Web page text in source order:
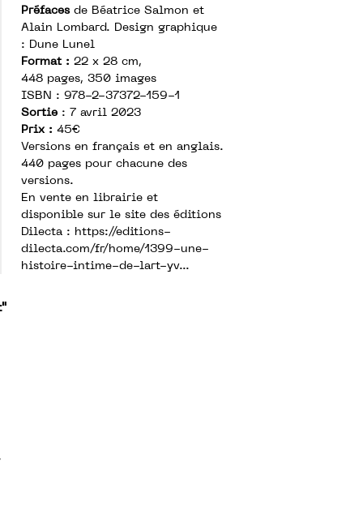
Préfacesde Béatrice Salmon et
Alain Lombard. Design graphique
: Dune Lunel
Format : 22 x 28 cm,
448 pages, 350 images
ISBN : 978-2-37372-159-1
Sortie : 7 avril 2023
Prix : 45€
Versions en français et en anglais.
440 pages pour chacune des
versions.
En vente en librairie et
disponible sur le site des éditions
Dilecta :
https://editions-
dilecta.com/fr/home/1399-une-
histoire-intime-de-lart-yv...